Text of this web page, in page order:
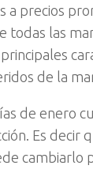
a precios
todas las
de la
de enero
Es
cambiarlo